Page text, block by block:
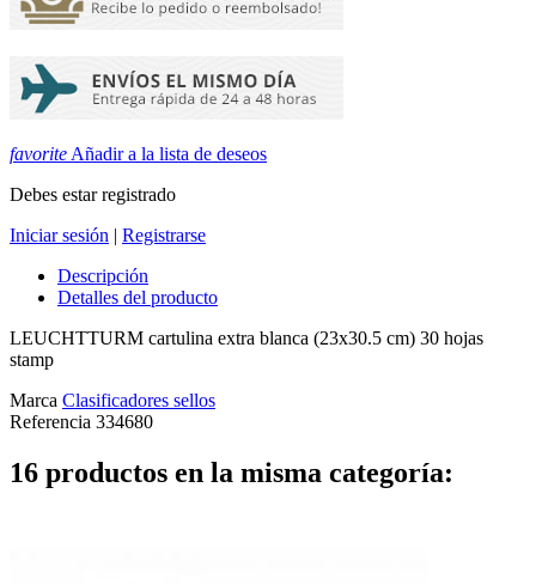
favorite Añadir a la lista de deseos
Debes estar registrado
Iniciar sesión | Registrarse
Descripción
Detalles del producto
LEUCHTTURM cartulina extra blanca (23x30.5 cm) 30 hojas
stamp
Marca Clasificadores sellos
Referencia 334680
16 productos en la misma categoría: